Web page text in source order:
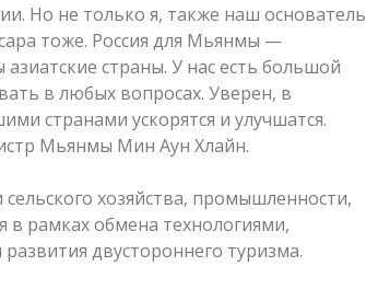
Но не только я, также наш основатель
тоже. Россия для Мьянмы —
страны. У нас есть большой
в любых вопросах. Уверен, в
странами ускорятся и улучшатся.
Мьянмы Мин Аун Хлайн.
хозяйства, промышленности,
в рамках обмена технологиями,
двустороннего туризма.